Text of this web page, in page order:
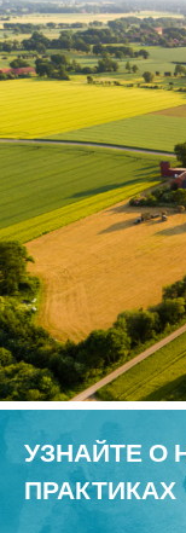
УЗНАЙТЕ О
ПРАКТИКАХ